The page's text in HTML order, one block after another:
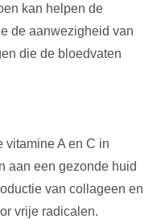
kan helpen de
de aanwezigheid van
die de bloedvaten
vitamine A en C in
aan een gezonde huid
van collageen en
vrije radicalen.